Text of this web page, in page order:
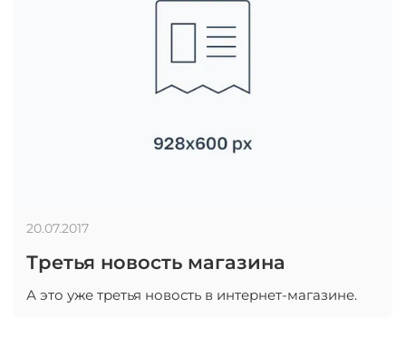
Третья новость магазина
А это уже третья новость в интернет-магазине.
20.07.2017